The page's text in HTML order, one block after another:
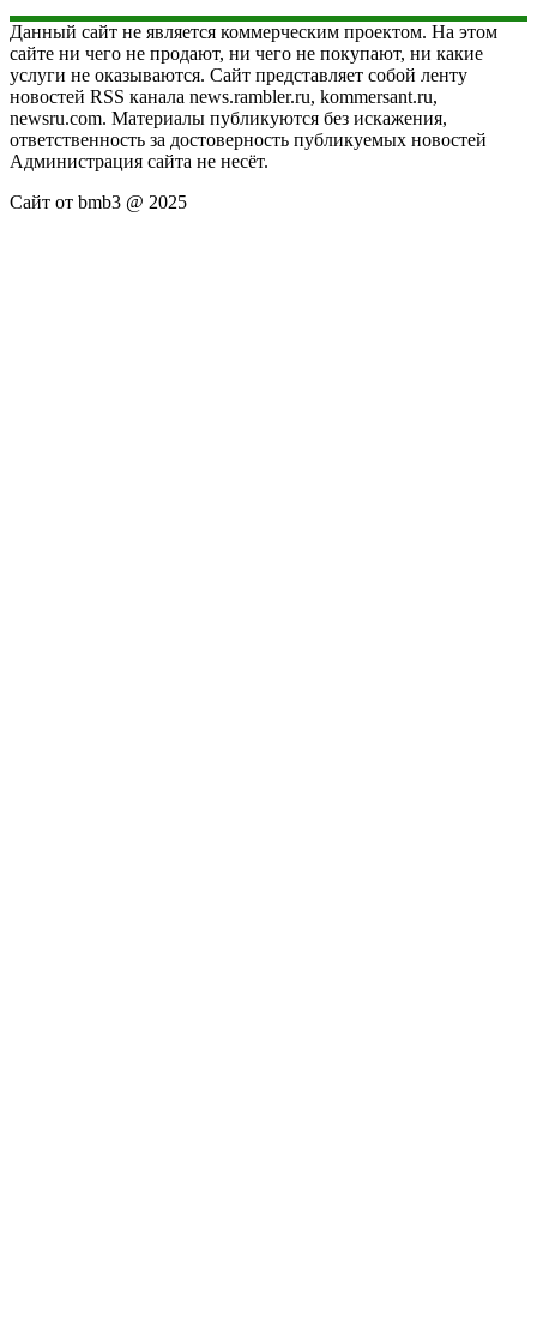
Данный сайт не является коммерческим проектом. На этом
сайте ни чего не продают, ни чего не покупают, ни какие
услуги не оказываются. Сайт представляет собой ленту
новостей RSS канала news.rambler.ru, kommersant.ru,
newsru.com. Материалы публикуются без искажения,
ответственность за достоверность публикуемых новостей
Администрация сайта не несёт.
Сайт от bmb3 @ 2025